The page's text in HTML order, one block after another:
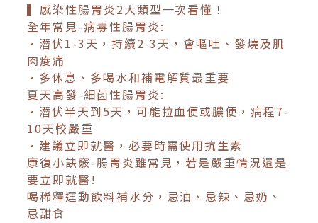
▍感染性腸胃炎2大類型一次看懂！
全年常見-病毒性腸胃炎:
•潛伏1-3天，持續2-3天，會嘔吐、發燒及肌
肉痠痛
•多休息、多喝水和補電解質最重要
夏天高發-細菌性腸胃炎:
•潛伏半天到5天，可能拉血便或膿便，病程7-
10天較嚴重
•建議立即就醫，必要時需使用抗生素
康復小訣竅-腸胃炎雖常見，若是嚴重情況還是
要立即就醫!
喝稀釋運動飲料補水分，忌油、忌辣、忌奶、
忌甜食